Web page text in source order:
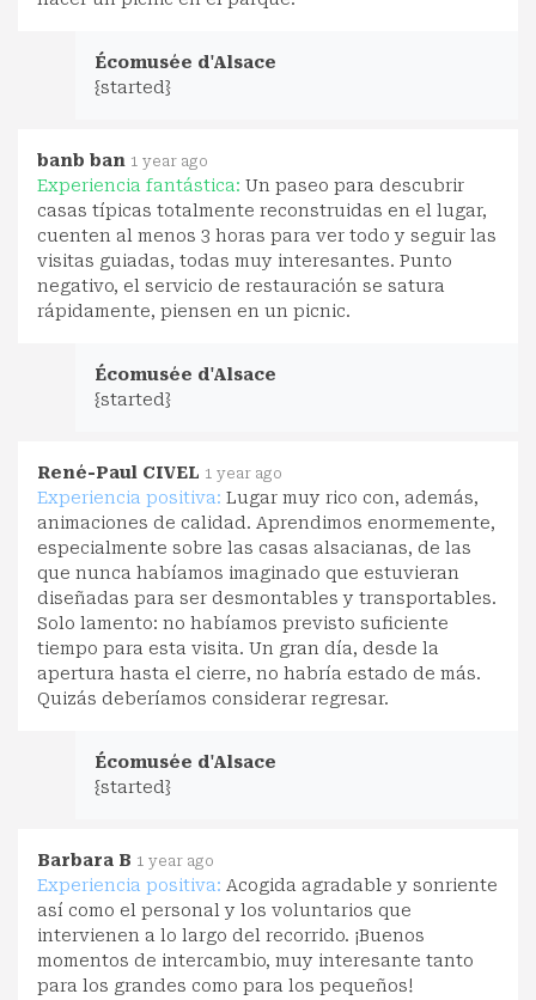
Écomusée d'Alsace
{started}
banb ban 1 year ago
Experiencia fantástica: Un paseo para descubrir
casas típicas totalmente reconstruidas en el lugar,
cuenten al menos 3 horas para ver todo y seguir las
visitas guiadas, todas muy interesantes. Punto
negativo, el servicio de restauración se satura
rápidamente, piensen en un picnic.
Écomusée d'Alsace
{started}
René-Paul CIVEL 1 year ago
Experiencia positiva: Lugar muy rico con, además,
animaciones de calidad. Aprendimos enormemente,
especialmente sobre las casas alsacianas, de las
que nunca habíamos imaginado que estuvieran
diseñadas para ser desmontables y transportables.
Solo lamento: no habíamos previsto suficiente
tiempo para esta visita. Un gran día, desde la
apertura hasta el cierre, no habría estado de más.
Quizás deberíamos considerar regresar.
Écomusée d'Alsace
{started}
Barbara B 1 year ago
Experiencia positiva: Acogida agradable y sonriente
así como el personal y los voluntarios que
intervienen a lo largo del recorrido. ¡Buenos
momentos de intercambio, muy interesante tanto
para los grandes como para los pequeños!